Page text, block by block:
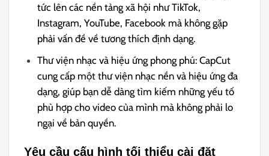
tức lên các nền tảng xã hội như TikTok,
Instagram, YouTube, Facebook mà không gặp
phải vấn đề về tương thích định dạng.
Thư viện nhạc và hiệu ứng phong phú: CapCut
cung cấp một thư viện nhạc nền và hiệu ứng đa
dạng, giúp bạn dễ dàng tìm kiếm những yếu tố
phù hợp cho video của mình mà không phải lo
ngại về bản quyền.
Yêu cầu cấu hình tối thiểu cài đặt